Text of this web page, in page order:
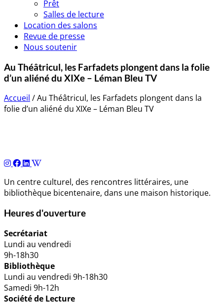
Prêt
Salles de lecture
Location des salons
Revue de presse
Nous soutenir
Au Théâtricul, les Farfadets plongent dans la folie
d’un aliéné du XIXe – Léman Bleu TV
Accueil /Au Théâtricul, les Farfadets plongent dans la
folie d’un aliéné du XIXe – Léman Bleu TV
Un centre culturel, des rencontres littéraires, une
bibliothèque bicentenaire, dans une maison historique.
Heures d'ouverture
Secrétariat
Lundi au vendredi
9h-18h30
Bibliothèque
Lundi au vendredi 9h-18h30
Samedi 9h-12h
Société de Lecture